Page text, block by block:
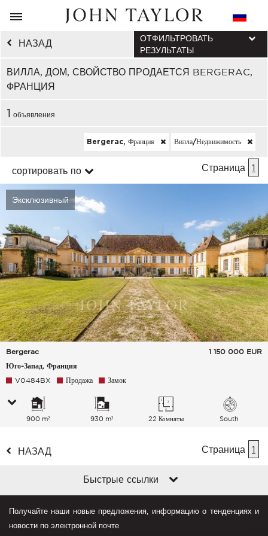
НАЗАД
ВИЛЛА, ДОМ, СВОЙСТВО ПРОДАЕТСЯ BERGERAC,
ФРАНЦИЯ
ОТФИЛЬТРОВАТЬ
РЕЗУЛЬТАТЫ
1 объявления
Bergerac, Франция Вилла/недвижимость
сортировать по Страница 1
Эксклюзивный
Bergerac
Юго-Запад, Франция
1 150 000 EUR
V0484BX Продажа Замок
900 m² 930 m² 22 Комнаты South
НАЗАД Страница 1
Быстрые ссылки
Получайте наши новые предложения, информацию о тенденциях и
новости по электронной почте